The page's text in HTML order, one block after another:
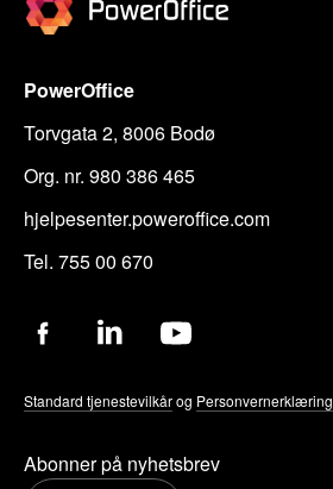
PowerOffice
Torvgata 2, 8006 Bodø
Org. nr. 980 386 465
hjelpesenter.poweroffice.com
Tel. 755 00 670
Standard tjenestevilkårog Personvernerklæring
Abonner på nyhetsbrev